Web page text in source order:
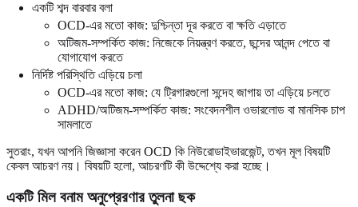
একটি শব্দ বারবার বলা
OCD-এর মতো কাজ: দুশ্চিন্তা দূর করতে বা ক্ষতি এড়াতে
অটিজম-সম্পর্কিত কাজ: নিজেকে নিয়ন্ত্রণ করতে, ছন্দের আনন্দ পেতে বা
যোগাযোগ করতে
নির্দিষ্ট পরিস্থিতি এড়িয়ে চলা
OCD-এর মতো কাজ: যে ট্রিগারগুলো সন্দেহ জাগায় তা এড়িয়ে চলতে
ADHD/অটিজম-সম্পর্কিত কাজ: সংবেদনশীল ওভারলোড বা মানসিক চাপ
সামলাতে
সুতরাং, যখন আপনি জিজ্ঞাসা করেন OCD কি নিউরোডাইভারজেন্ট, তখন মূল বিষয়টি
কেবল আচরণ নয়। বিষয়টি হলো, আচরণটি কী উদ্দেশ্যে করা হচ্ছে।
একটি মিল বনাম অনুপ্রেরণার তুলনা ছক